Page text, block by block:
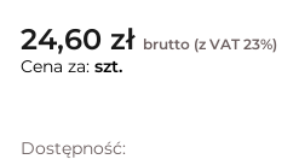
24,60 zł brutto (z VAT 23%)
Cena za: szt.
Dostępność: